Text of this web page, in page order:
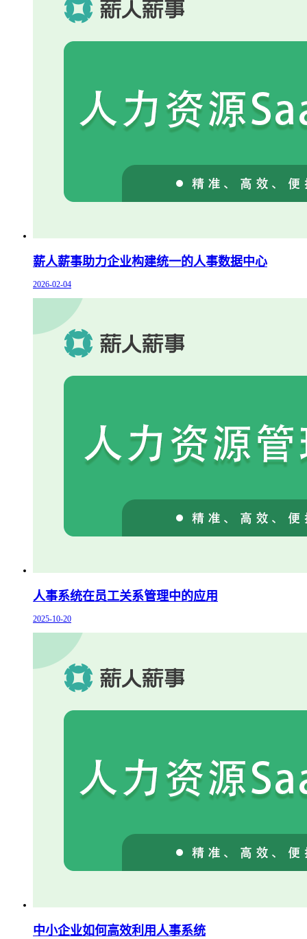
薪人薪事助力企业构建统一的人事数据中心
2026-02-04
人事系统在员工关系管理中的应用
2025-10-20
中小企业如何高效利用人事系统